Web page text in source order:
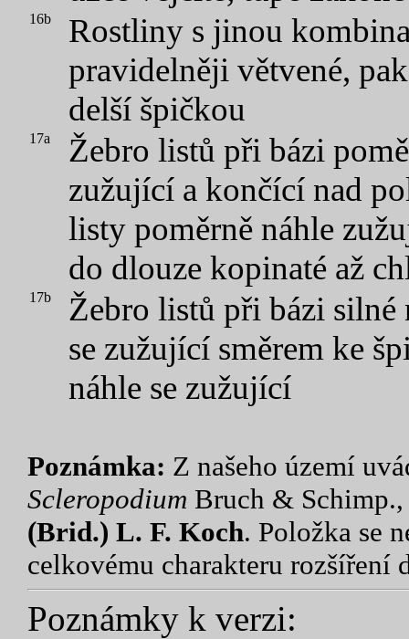
16b
Rostliny s jinou
pravidelněji větvené,
delší špičkou
17a
Žebro listů při bázi
zužující a končící nad
listy poměrně náhle
do dlouze kopinaté až
17b
Žebro listů při bázi silné
se zužující směrem ke
náhle se zužující
Poznámka: Z našeho území
Scleropodium Bruch &
(Brid.) L. F. Koch. Položka se
celkovému charakteru rozšíření
Poznámky k verzi: